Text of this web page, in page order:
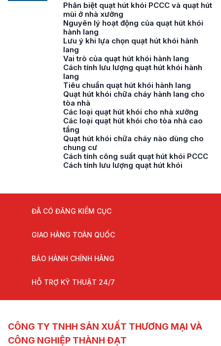
Phân biệt quạt hút khói PCCC và quạt hút
mùi ở nhà xưởng
Nguyên lý hoạt động của quạt hút khói
hành lang
Lưu ý khi lựa chọn quạt hút khói hành
lang
Vai trò của quạt hút khói hành lang
Cách tính lưu lượng quạt hút khói hành
lang
Tiêu chuẩn quạt hút khói hành lang
Quạt hút khói chữa cháy hành lang cho
tòa nhà
Các loại quạt hút khói cho nhà xưởng
Các loại quạt hút khói cho tòa nhà cao
tầng
Quạt hút khói chữa cháy nào dùng cho
chung cư
Cách tính công suất quạt hút khói PCCC
Cách tính lưu lượng quạt hút khói
ĐÃ CÓ ĐĂNG KIỂM CỤC
GIAO HÀNG TOÀN QUỐC
BẢO HÀNH CHÍNH HÃNG
HỖ TRỢ KỸ THUẬT 24/7
CÔNG TY TNHH SẢN XUẤT THƯƠNG MẠI VÀ
CÔNG NGHIỆP THÀNH ĐẠT